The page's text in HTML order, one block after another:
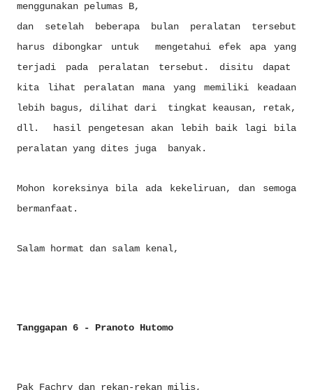
menggunakan pelumas B,
dan setelah beberapa bulan peralatan tersebut
harus dibongkar untuk mengetahui efek apa yang
terjadi pada peralatan tersebut. disitu dapat
kita lihat peralatan mana yang memiliki keadaan
lebih bagus, dilihat dari tingkat keausan, retak,
dll. hasil pengetesan akan lebih baik lagi bila
peralatan yang dites juga banyak.
Mohon koreksinya bila ada kekeliruan, dan semoga
bermanfaat.
Salam hormat dan salam kenal,
Tanggapan 6 - Pranoto Hutomo
Pak Fachry dan rekan-rekan milis,